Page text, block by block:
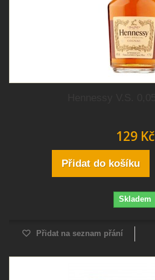
129 Kč
Přidat do košíku
Skladem
Přidat na seznam přání